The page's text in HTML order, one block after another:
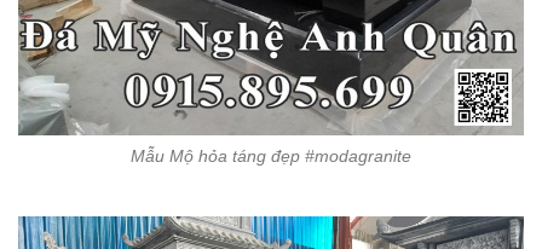
Mẫu Mộ hỏa táng đẹp #modagranite